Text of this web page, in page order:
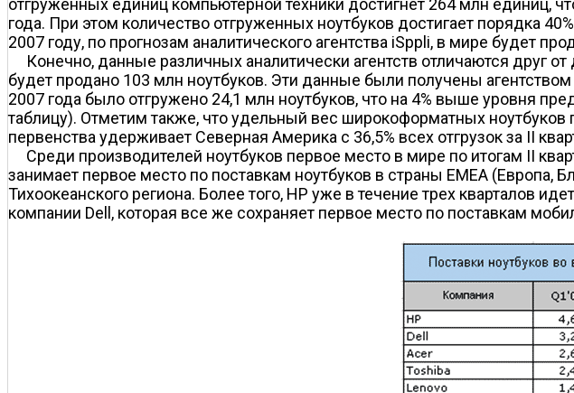
отгруженных единиц компьютерной техники достигнет 264 млн единиц,
года. При этом количество отгруженных ноутбуков достигает порядка
2007 году, по прогнозам аналитического агентства iSppli, в мире будет
Конечно, данные различных аналитически агентств отличаются друг
будет продано 103 млн ноутбуков. Эти данные были получены
2007 года было отгружено 24,1 млн ноутбуков, что на 4% выше уровня
таблицу). Отметим также, что удельный вес широкоформатных ноутбуков
первенства удерживает Северная Америка с 36,5% всех отгрузок за II
Среди производителей ноутбуков первое место в мире по итогам II
занимает первое место по поставкам ноутбуков в страны EMEA
Тихоокеанского региона. Более того, HP уже в течение трех кварталов
компании Dell, которая все же сохраняет первое место по поставкам